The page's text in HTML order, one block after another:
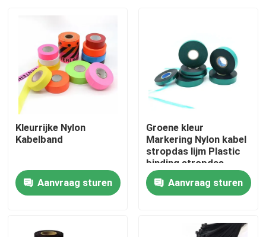
Producten
Over ons
Kleurrijke Nylon
Kabelband
Aanvraag sturen
Groene kleur
Markering Nylon kabel
stropdas lijm Plastic
binding stropdas
waarschuwingsband
Markering tape
Aanvraag sturen